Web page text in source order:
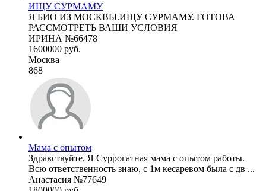
ИЩУ СУРМАМУ
Я БИО ИЗ МОСКВЫ.ИЩУ СУРМАМУ. ГОТОВА
РАССМОТРЕТЬ ВАШИ УСЛОВИЯ
ИРИНА №66478
1600000 руб.
Москва
868
Мама с опытом
Здравствуйте. Я Суррогатная мама с опытом работы.
Всю ответственность знаю, с 1м кесаревом была с дв ...
Анастасия №77649